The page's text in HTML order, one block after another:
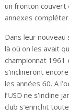
un fronton couvert
annexes
Dans leur
là où on les avait
championnat 1961
s’inclineront
les années 60. A
l’USD ne s’incline
club s’enrichit